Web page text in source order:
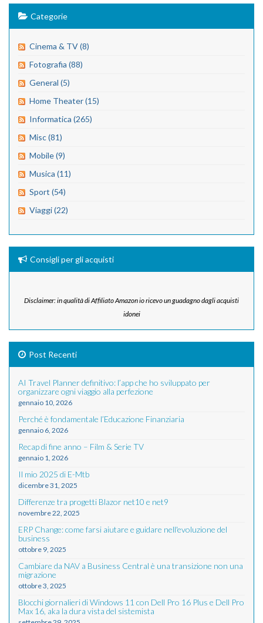
Categorie
Cinema & TV (8)
Fotografia (88)
General (5)
Home Theater (15)
Informatica (265)
Misc (81)
Mobile (9)
Musica (11)
Sport (54)
Viaggi (22)
Consigli per gli acquisti
Disclaimer: in qualità di Affiliato Amazon io ricevo un guadagno dagli acquisti
idonei
Post Recenti
AI Travel Planner definitivo: l’app che ho sviluppato per
organizzare ogni viaggio alla perfezione
gennaio 10, 2026
Perché è fondamentale l’Educazione Finanziaria
gennaio 6, 2026
Recap di fine anno – Film & Serie TV
gennaio 1, 2026
Il mio 2025 di E-Mtb
dicembre 31, 2025
Differenze tra progetti Blazor net10 e net9
novembre 22, 2025
ERP Change: come farsi aiutare e guidare nell'evoluzione del
business
ottobre 9, 2025
Cambiare da NAV a Business Central è una transizione non una
migrazione
ottobre 3, 2025
Blocchi giornalieri di Windows 11 con Dell Pro 16 Plus e Dell Pro
Max 16, aka la dura vista del sistemista